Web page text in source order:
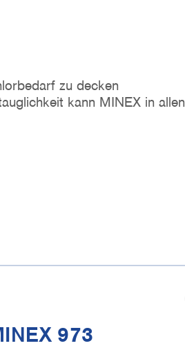
zu decken
kann MINEX in allen
973